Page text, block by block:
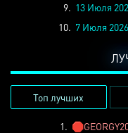
9. 13 Июля
10. 7 Июля
Топ лучших
1. 🛑